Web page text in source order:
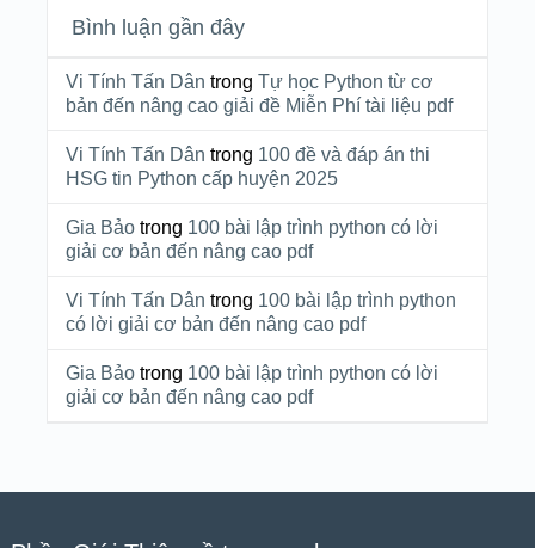
Bình luận gần đây
Vi Tính Tấn Dân trong Tự học Python từ cơ
bản đến nâng cao giải đề Miễn Phí tài liệu pdf
Vi Tính Tấn Dân trong 100 đề và đáp án thi
HSG tin Python cấp huyện 2025
Gia Bảotrong 100 bài lập trình python có lời
giải cơ bản đến nâng cao pdf
Vi Tính Tấn Dân trong 100 bài lập trình python
có lời giải cơ bản đến nâng cao pdf
Gia Bảotrong 100 bài lập trình python có lời
giải cơ bản đến nâng cao pdf